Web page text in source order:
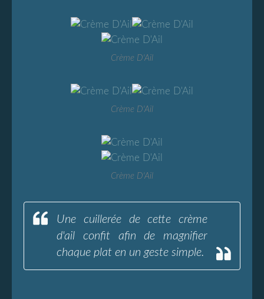
Crème D'Ail
Crème D'Ail
Crème D'Ail
Une cuillerée de cette crème
d'ail confit afin de magnifier
chaque plat en un geste simple.